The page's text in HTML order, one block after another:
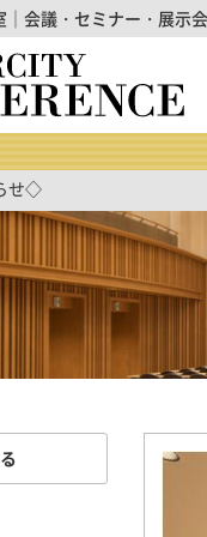
会議・セミナー・展示
せ◇